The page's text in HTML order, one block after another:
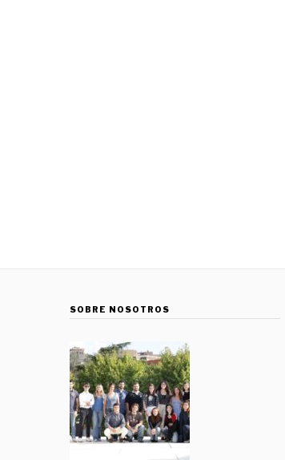
SOBRE NOSOTROS